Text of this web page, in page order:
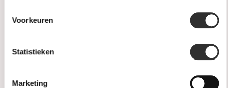
Voorkeuren
Statistieken
Marketing
Contact